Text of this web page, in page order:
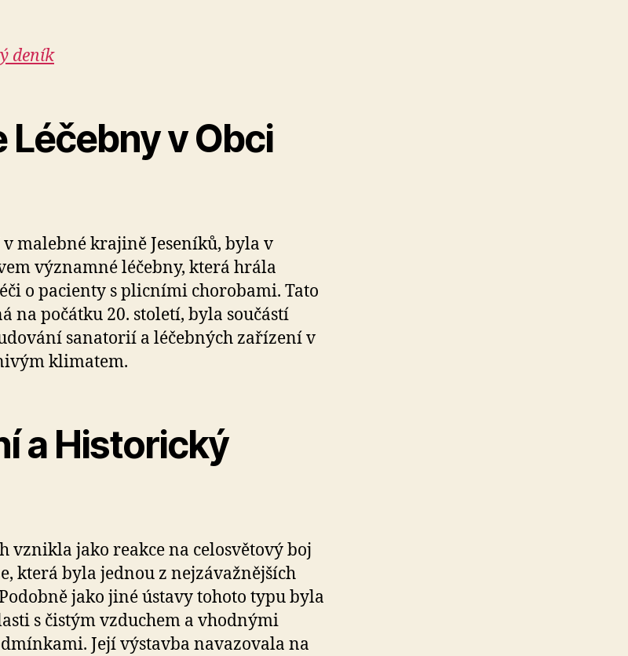
deník
Léčebny v Obci
v malebné krajině Jeseníků, byla v
významné léčebny, která hrála
o pacienty s plicními chorobami. Tato
na počátku 20. století, byla součástí
sanatorií a léčebných zařízení v
klimatem.
a Historický
vznikla jako reakce na celosvětový boj
která byla jednou z nejzávažnějších
jako jiné ústavy tohoto typu byla
s čistým vzduchem a vhodnými
Její výstavba navazovala na